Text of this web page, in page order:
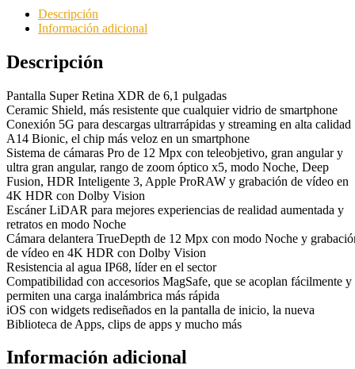
Descripción
Información adicional
Descripción
Pantalla Super Retina XDR de 6,1 pulgadas
Ceramic Shield, más resistente que cualquier vidrio de smartphone
Conexión 5G para descargas ultrarrápidas y streaming en alta calidad
A14 Bionic, el chip más veloz en un smartphone
Sistema de cámaras Pro de 12 Mpx con teleobjetivo, gran angular y
ultra gran angular, rango de zoom óptico x5, modo Noche, Deep
Fusion, HDR Inteligente 3, Apple ProRAW y grabación de vídeo en
4K HDR con Dolby Vision
Escáner LiDAR para mejores experiencias de realidad aumentada y
retratos en modo Noche
Cámara delantera TrueDepth de 12 Mpx con modo Noche y
de vídeo en 4K HDR con Dolby Vision
Resistencia al agua IP68, líder en el sector
Compatibilidad con accesorios MagSafe, que se acoplan fácilmente y
permiten una carga inalámbrica más rápida
iOS con widgets rediseñados en la pantalla de inicio, la nueva
Biblioteca de Apps, clips de apps y mucho más
Información adicional